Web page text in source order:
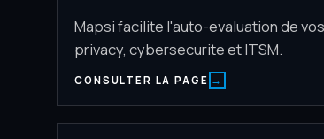
Mapsi facilite l'auto-evaluation de
privacy, cybersecurite et ITSM.
CONSULTER LA PAGE